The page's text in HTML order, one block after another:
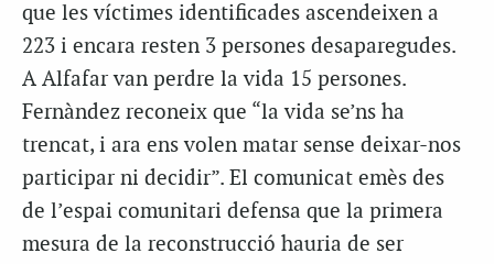
que les víctimes identificades ascendeixen a
223 i encara resten 3 persones desaparegudes.
A Alfafar van perdre la vida 15 persones.
Fernàndez reconeix que “la vida se’ns ha
trencat, i ara ens volen matar sense deixar-nos
participar ni decidir”. El comunicat emès des
de l’espai comunitari defensa que la primera
mesura de la reconstrucció hauria de ser